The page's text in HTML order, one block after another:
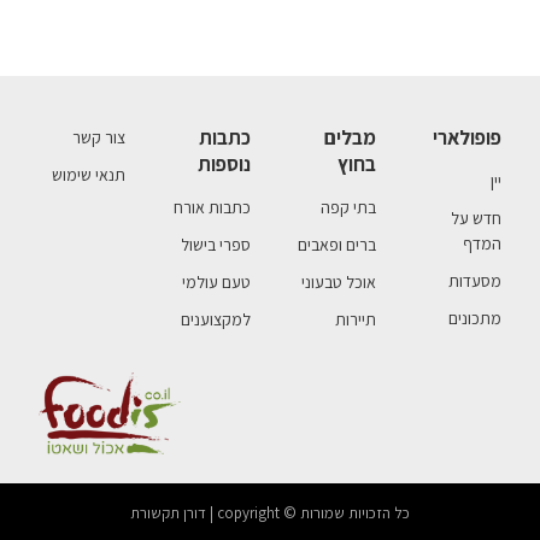
פופולארי
יין
חדש על
המדף
מסעדות
מתכונים
מבלים
בחוץ
בתי קפה
ברים ופאבים
אוכל טבעוני
תיירות
כתבות
נוספות
כתבות אורח
ספרי בישול
טעם עולמי
למקצוענים
צור קשר
תנאי שימוש
כל הזכויות שמורות © copyright | דורן תקשורת